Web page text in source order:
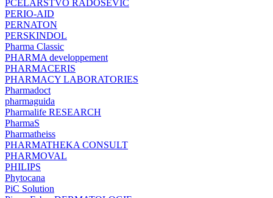
PČELARSTVO RADOŠEVIĆ
PERIO-AID
PERNATON
PERSKINDOL
Pharma Classic
PHARMA developpement
PHARMACERIS
PHARMACY LABORATORIES
Pharmadoct
pharmaguida
Pharmalife RESEARCH
PharmaS
Pharmatheiss
PHARMATHEKA CONSULT
PHARMOVAL
PHILIPS
Phytocana
PiC Solution